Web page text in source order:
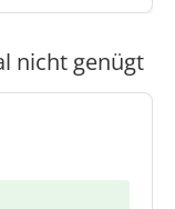
nicht genügt